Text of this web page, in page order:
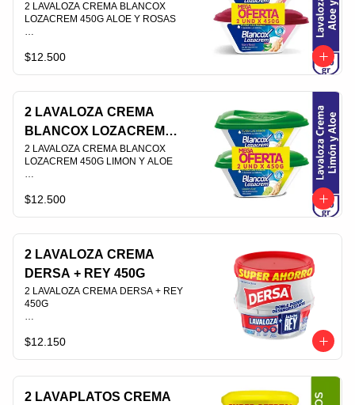
450G ALOE Y ROSAS
2 LAVALOZA CREMA BLANCOX
LOZACREM 450G ALOE Y ROSAS
$12.500
2 LAVALOZA CREMA
BLANCOX LOZACREM
450G LIMON Y ALOE
2 LAVALOZA CREMA BLANCOX
LOZACREM 450G LIMON Y ALOE
$12.500
2 LAVALOZA CREMA
DERSA + REY 450G
2 LAVALOZA CREMA DERSA + REY
450G
$12.150
2 LAVAPLATOS CREMA